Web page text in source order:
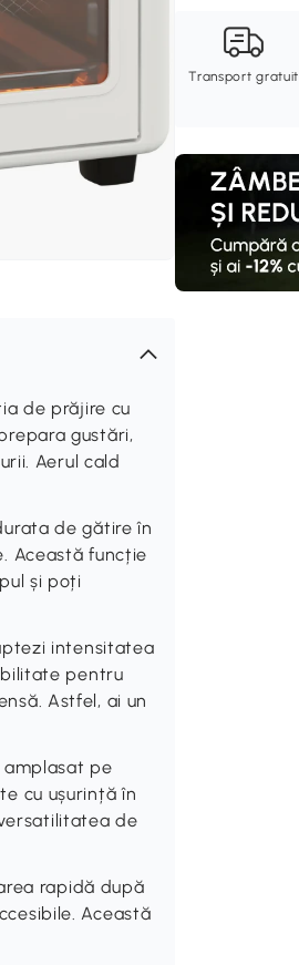
Transport gratuit
de prăjire cu
gustări,
Aerul cald
de gătire în
Această funcție
și poți
intensitatea
pentru
Astfel, ai un
amplasat pe
cu ușurință în
de
rapidă după
Această